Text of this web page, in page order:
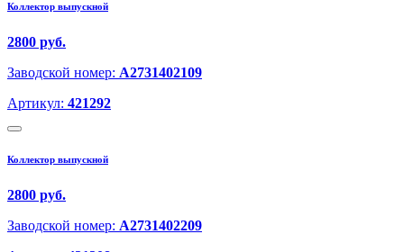
Коллектор выпускной
2800 руб.
Заводской номер: A2731402109
Артикул: 421292
Коллектор выпускной
2800 руб.
Заводской номер: A2731402209